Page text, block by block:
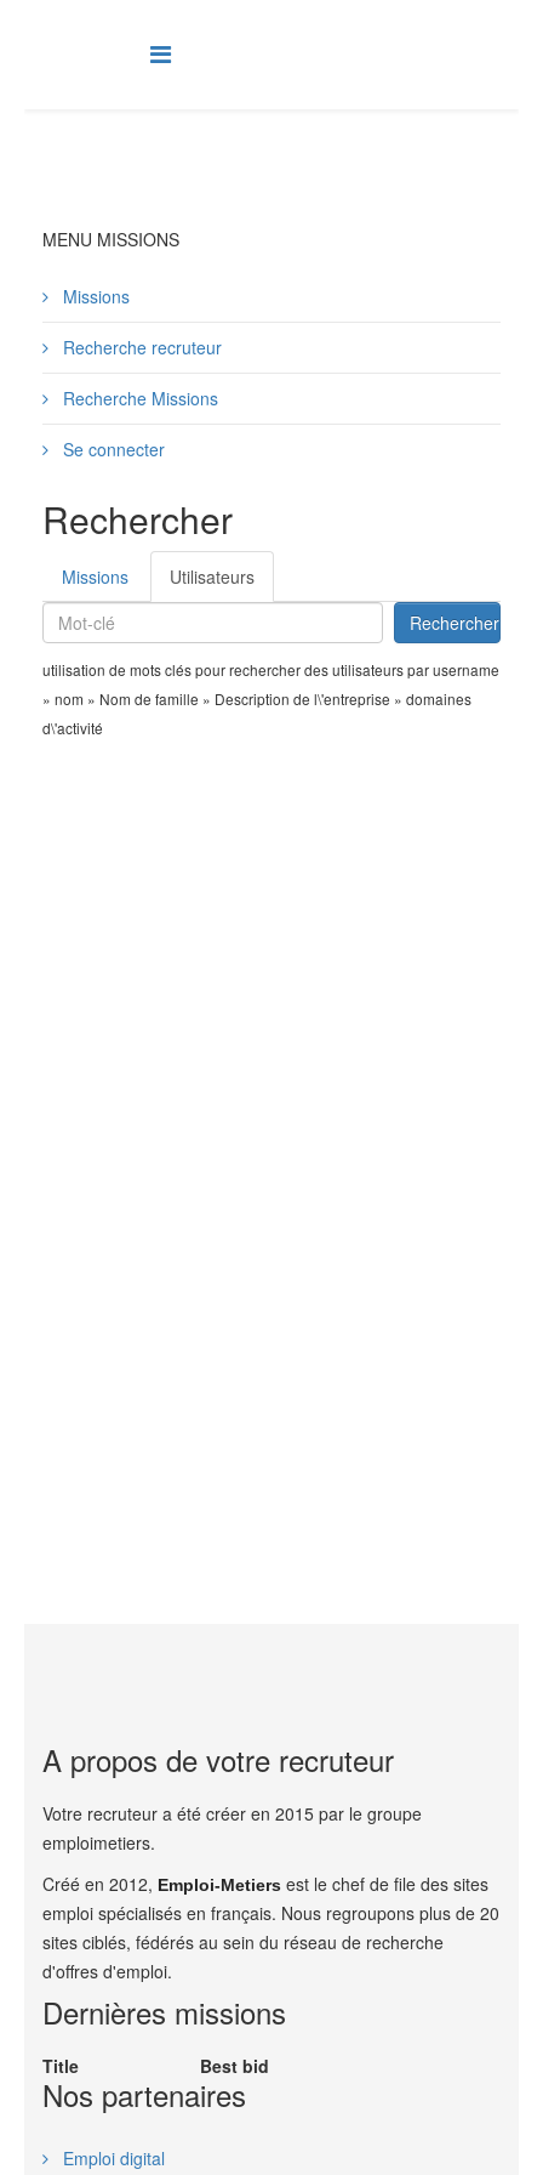
MENU MISSIONS
Missions
Recherche recruteur
Recherche Missions
Se connecter
Rechercher
Missions Utilisateurs
utilisation de mots clés pour rechercher des utilisateurs par username
» nom » Nom de famille » Description de l\'entreprise » domaines
d\'activité
A propos de votre recruteur
Votre recruteur a été créer en 2015 par le groupe
emploimetiers.
Créé en 2012, Emploi-Metiers est le chef de file des sites
emploi spécialisés en français. Nous regroupons plus de 20
sites ciblés, fédérés au sein du réseau de recherche
d'offres d'emploi.
Dernières missions
Title Best bid
Nos partenaires
Emploi digital